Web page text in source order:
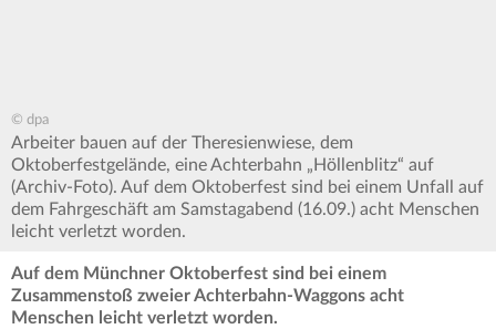
© dpa
Arbeiter bauen auf der Theresienwiese, dem
Oktoberfestgelände, eine Achterbahn „Höllenblitz“ auf
(Archiv-Foto). Auf dem Oktoberfest sind bei einem Unfall auf
dem Fahrgeschäft am Samstagabend (16.09.) acht Menschen
leicht verletzt worden.
Auf dem Münchner Oktoberfest sind bei einem
Zusammenstoß zweier Achterbahn-Waggons acht
Menschen leicht verletzt worden.